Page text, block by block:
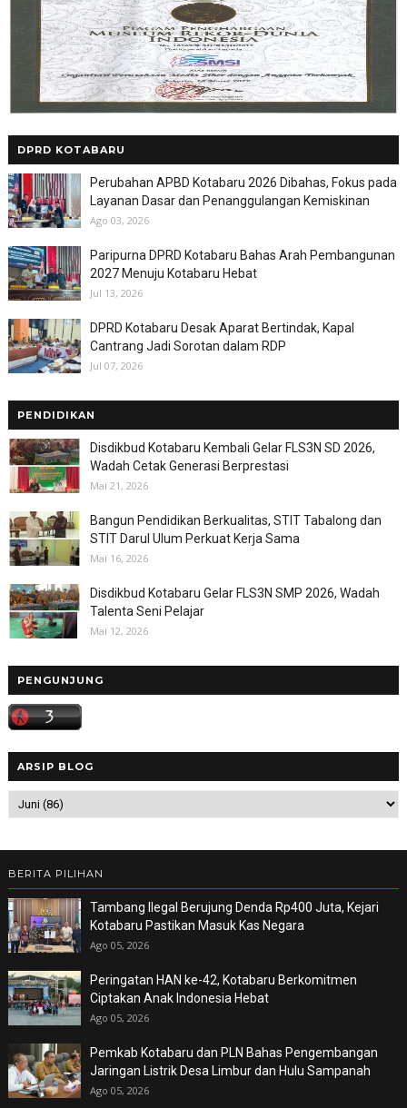
DPRD KOTABARU
Perubahan APBD Kotabaru 2026 Dibahas, Fokus pada
Layanan Dasar dan Penanggulangan Kemiskinan
Ago 03, 2026
Paripurna DPRD Kotabaru Bahas Arah Pembangunan
2027 Menuju Kotabaru Hebat
Jul 13, 2026
DPRD Kotabaru Desak Aparat Bertindak, Kapal
Cantrang Jadi Sorotan dalam RDP
Jul 07, 2026
PENDIDIKAN
Disdikbud Kotabaru Kembali Gelar FLS3N SD 2026,
Wadah Cetak Generasi Berprestasi
Mai 21, 2026
Bangun Pendidikan Berkualitas, STIT Tabalong dan
STIT Darul Ulum Perkuat Kerja Sama
Mai 16, 2026
Disdikbud Kotabaru Gelar FLS3N SMP 2026, Wadah
Talenta Seni Pelajar
Mai 12, 2026
PENGUNJUNG
ARSIP BLOG
BERITA PILIHAN
Tambang Ilegal Berujung Denda Rp400 Juta, Kejari
Kotabaru Pastikan Masuk Kas Negara
Ago 05, 2026
Peringatan HAN ke-42, Kotabaru Berkomitmen
Ciptakan Anak Indonesia Hebat
Ago 05, 2026
Pemkab Kotabaru dan PLN Bahas Pengembangan
Jaringan Listrik Desa Limbur dan Hulu Sampanah
Ago 05, 2026